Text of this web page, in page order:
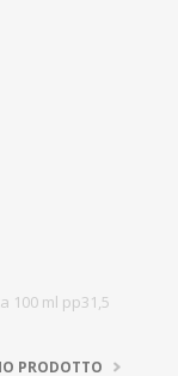
100 ml pp31,5
PRODOTTO